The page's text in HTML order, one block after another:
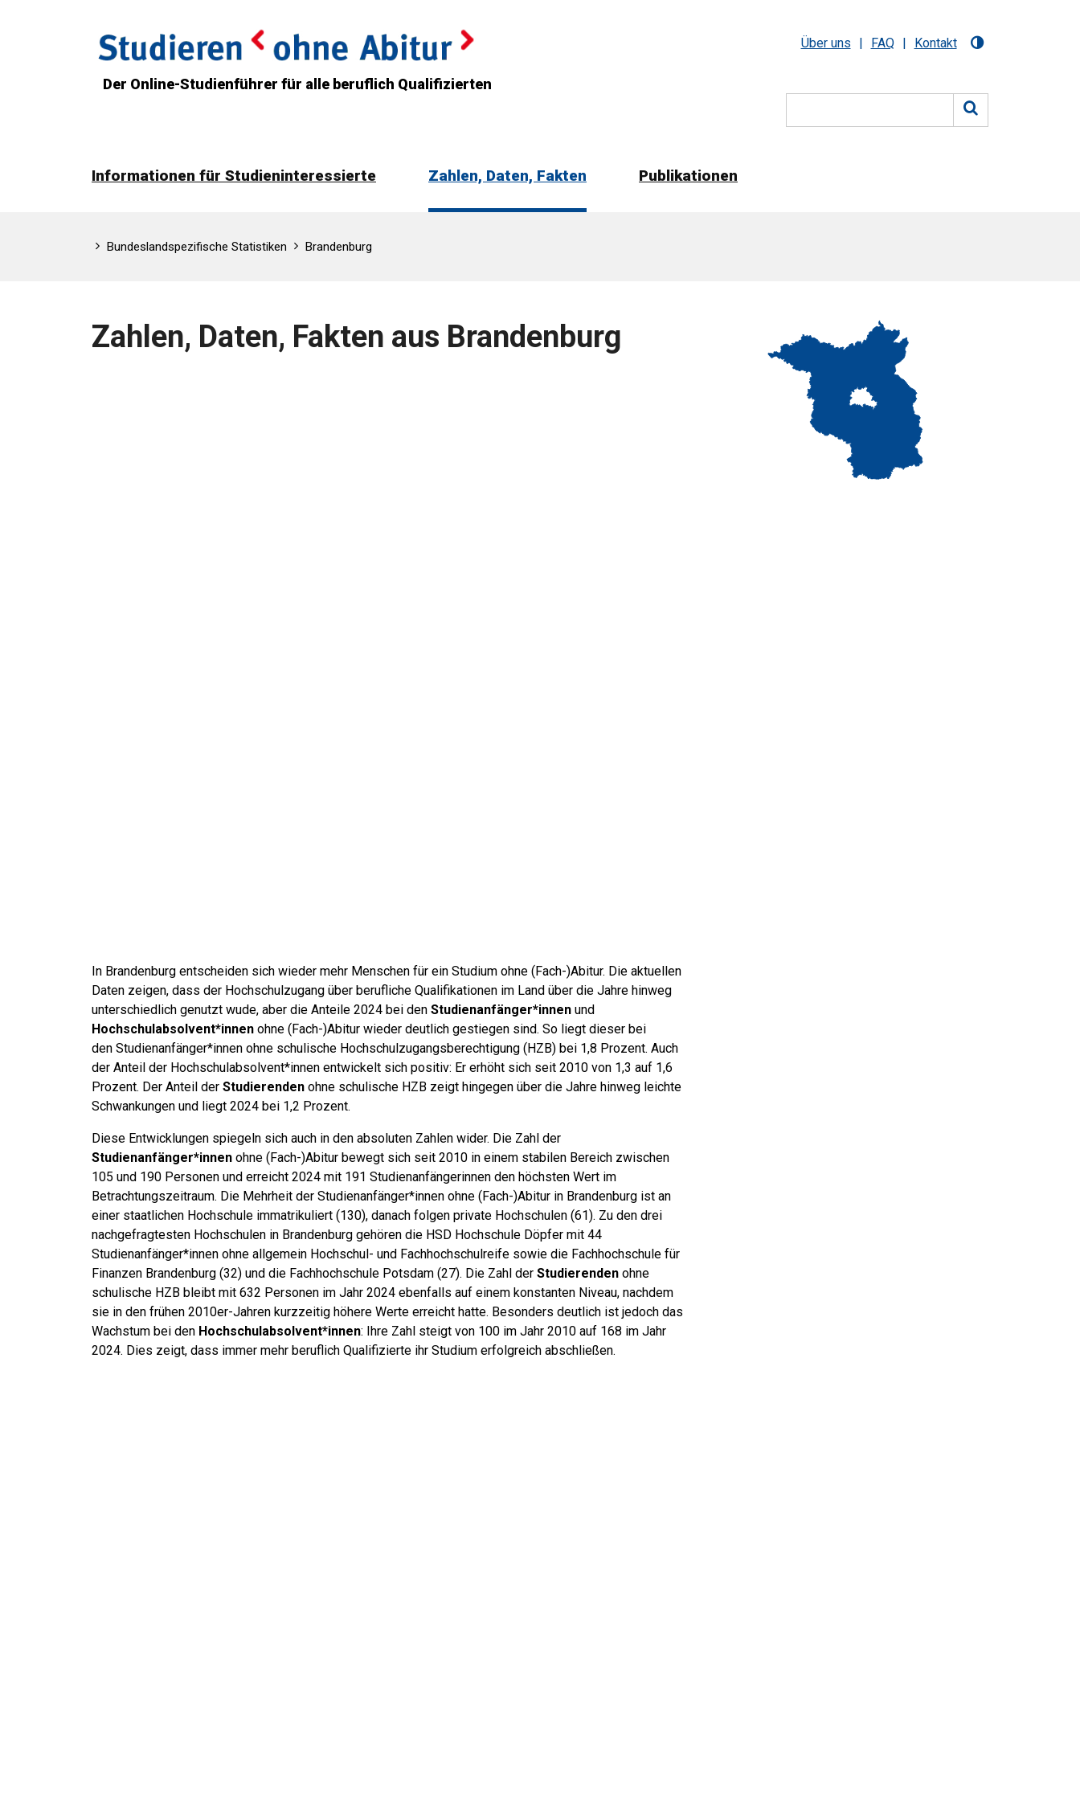
Über uns FAQ Kontakt
Der Online-Studienführer für alle beruflich Qualifizierten
Informationen für Studieninteressierte Zahlen, Daten, Fakten Publikationen
Bundeslandspezifische Statistiken Brandenburg
Zahlen, Daten, Fakten aus Brandenburg
In Brandenburg entscheiden sich wieder mehr Menschen für ein Studium ohne (Fach-)Abitur. Die aktuellen
Daten zeigen, dass der Hochschulzugang über berufliche Qualifikationen im Land über die Jahre hinweg
unterschiedlich genutzt wude, aber die Anteile 2024 bei den Studienanfänger*innen und
Hochschulabsolvent*innen ohne (Fach-)Abitur wieder deutlich gestiegen sind. So liegt dieser bei
den Studienanfänger*innen ohne schulische Hochschulzugangsberechtigung (HZB) bei 1,8 Prozent. Auch
der Anteil der Hochschulabsolvent*innen entwickelt sich positiv: Er erhöht sich seit 2010 von 1,3 auf 1,6
Prozent. Der Anteil der Studierenden ohne schulische HZB zeigt hingegen über die Jahre hinweg leichte
Schwankungen und liegt 2024 bei 1,2 Prozent.
Diese Entwicklungen spiegeln sich auch in den absoluten Zahlen wider. Die Zahl der
Studienanfänger*innen ohne (Fach-)Abitur bewegt sich seit 2010 in einem stabilen Bereich zwischen
105 und 190 Personen und erreicht 2024 mit 191 Studienanfängerinnen den höchsten Wert im
Betrachtungszeitraum. Die Mehrheit der Studienanfänger*innen ohne (Fach-)Abitur in Brandenburg ist an
einer staatlichen Hochschule immatrikuliert (130), danach folgen private Hochschulen (61). Zu den drei
nachgefragtesten Hochschulen in Brandenburg gehören die HSD Hochschule Döpfer mit 44
Studienanfänger*innen ohne allgemein Hochschul- und Fachhochschulreife sowie die Fachhochschule für
Finanzen Brandenburg (32) und die Fachhochschule Potsdam (27). Die Zahl der Studierenden ohne
schulische HZB bleibt mit 632 Personen im Jahr 2024 ebenfalls auf einem konstanten Niveau, nachdem
sie in den frühen 2010er-Jahren kurzzeitig höhere Werte erreicht hatte. Besonders deutlich ist jedoch das
Wachstum bei den Hochschulabsolvent*innen: Ihre Zahl steigt von 100 im Jahr 2010 auf 168 im Jahr
2024. Dies zeigt, dass immer mehr beruflich Qualifizierte ihr Studium erfolgreich abschließen.